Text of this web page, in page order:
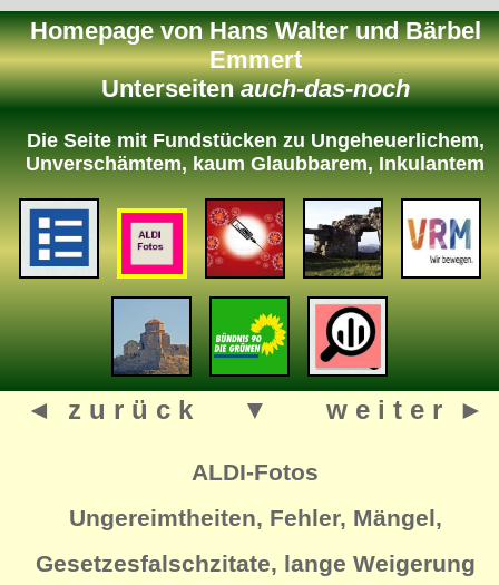
Homepage von Hans Walter und Bärbel
Emmert
Unterseitenauch-das-noch
Die Seite mit Fundstücken zu Ungeheuerlichem,
Unverschämtem, kaum Glaubbarem, Inkulantem
◄ z u r ü c k ▼ w e i t e r ►
ALDI-Fotos
Ungereimtheiten, Fehler, Mängel,
Gesetzesfalschzitate, lange Weigerung